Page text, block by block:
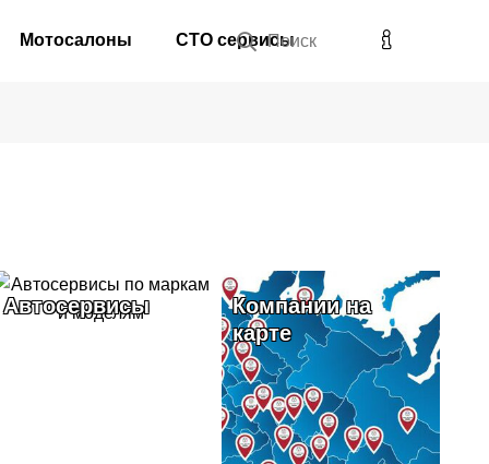
Мотосалоны СТО сервисы
Поиск
Автосервисы
Компании на
карте